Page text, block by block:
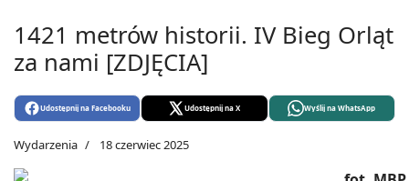
1421 metrów historii. IV Bieg Orląt
za nami [ZDJĘCIA]
Udostępnij na Facebooku Udostępnij na X Wyślij na WhatsApp
Wydarzenia 18 czerwiec 2025